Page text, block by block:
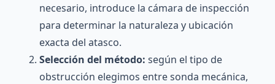
necesario, introduce la cámara de inspección
para determinar la naturaleza y ubicación
exacta del atasco.
Selección del método: según el tipo de
obstrucción elegimos entre sonda mecánica,